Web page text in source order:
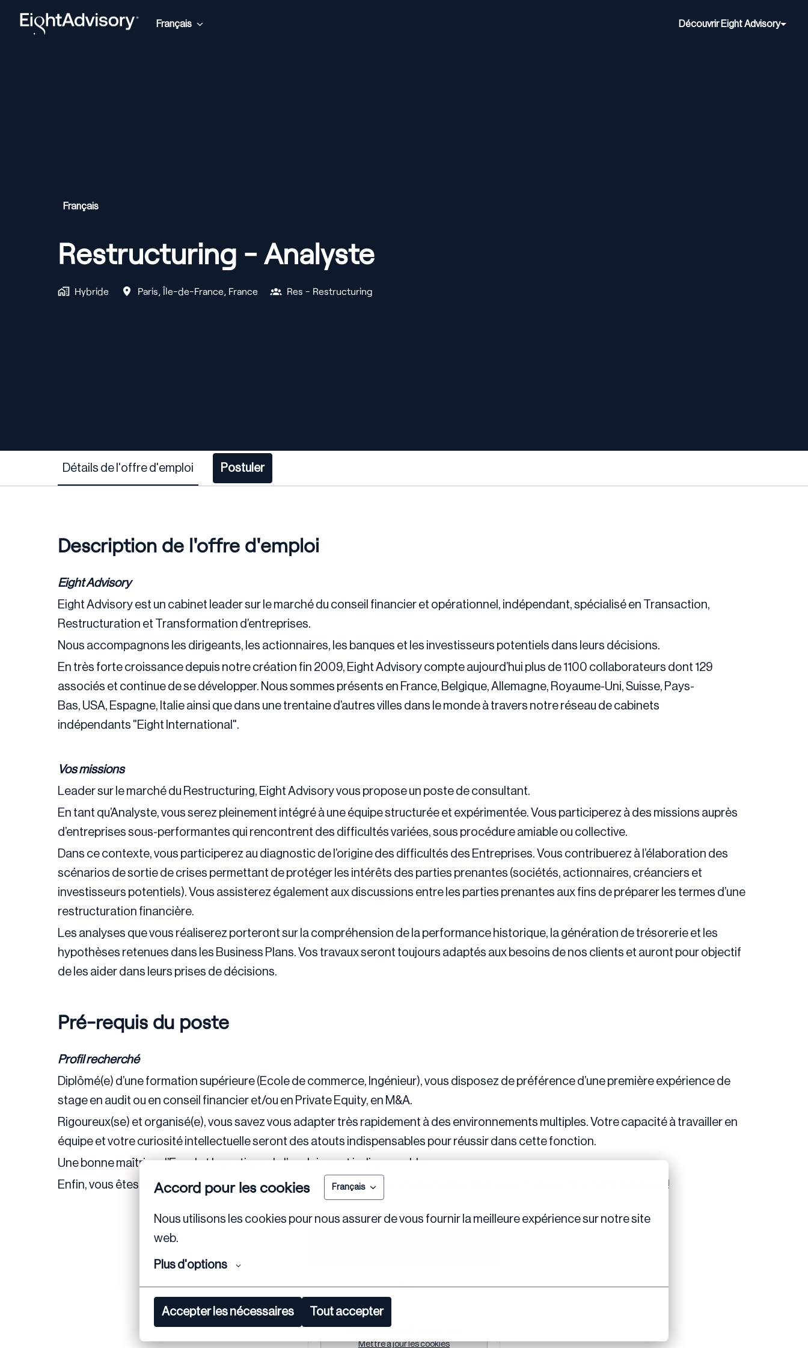
Accord pour les cookies Français
Nous utilisons les cookies pour nous assurer de vous fournir la meilleure expérience sur notre site
web.
Plus d'options
Accepter les nécessaires Tout accepter
contenu
Page d'accueil
Français Découvrir Eight Advisory
Français
Restructuring - Analyste
Hybride Paris, Île-de-France, France Res - Restructuring
Détails de l'offre d'emploi Postuler
Description de l'offre d'emploi
Eight Advisory
Eight Advisory est un cabinet leader sur le marché du conseil financier et opérationnel, indépendant, spécialisé en Transaction,
Restructuration et Transformation d’entreprises.
Nous accompagnons les dirigeants, les actionnaires, les banques et les investisseurs potentiels dans leurs décisions.
En très forte croissance depuis notre création fin 2009, Eight Advisory compte aujourd’hui plus de 1100 collaborateurs dont 129
associés et continue de se développer. Nous sommes présents en France, Belgique, Allemagne, Royaume-Uni, Suisse, Pays-
Bas, USA, Espagne, Italie ainsi que dans une trentaine d’autres villes dans le monde à travers notre réseau de cabinets
indépendants "Eight International".
Vos missions
Leader sur le marché du Restructuring, Eight Advisory vous propose un poste de consultant.
En tant qu’Analyste, vous serez pleinement intégré à une équipe structurée et expérimentée. Vous participerez à des missions auprès
d’entreprises sous-performantes qui rencontrent des difficultés variées, sous procédure amiable ou collective.
Dans ce contexte, vous participerez au diagnostic de l’origine des difficultés des Entreprises. Vous contribuerez à l’élaboration des
scénarios de sortie de crises permettant de protéger les intérêts des parties prenantes (sociétés, actionnaires, créanciers et
investisseurs potentiels). Vous assisterez également aux discussions entre les parties prenantes aux fins de préparer les termes d’une
restructuration financière.
Les analyses que vous réaliserez porteront sur la compréhension de la performance historique, la génération de trésorerie et les
hypothèses retenues dans les Business Plans. Vos travaux seront toujours adaptés aux besoins de nos clients et auront pour objectif
de les aider dans leurs prises de décisions.
Pré-requis du poste
Profil recherché
Diplômé(e) d’une formation supérieure (Ecole de commerce, Ingénieur), vous disposez de préférence d’une première expérience de
stage en audit ou en conseil financier et/ou en Private Equity, en M&A.
Rigoureux(se) et organisé(e), vous savez vous adapter très rapidement à des environnements multiples. Votre capacité à travailler en
équipe et votre curiosité intellectuelle seront des atouts indispensables pour réussir dans cette fonction.
Une bonne maîtrise d’Excel et la pratique de l’anglais sont indispensables.
Enfin, vous êtes particulièrement motivé(e) à rejoindre les équipes et à participer pleinement à l’aventure Eight Advisory !
ou
Mettre à jour les cookies